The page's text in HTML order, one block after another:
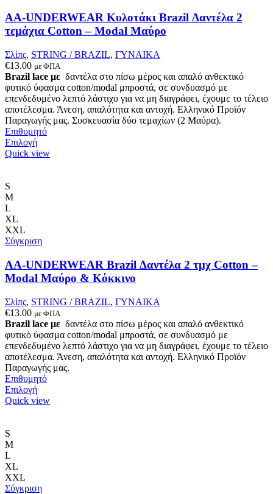
στη
σελίδα
του
AA-UNDERWEAR Κυλοτάκι Brazil Δαντέλα 2
τεμάχια Cotton – Modal Μαύρο
Σλίπς, STRING / BRAZIL, ΓΥΝΑΙΚΑ
€13.00 με ΦΠΑ
Brazil lace με δαντέλα στο πίσω μέρος και απαλό ανθεκτικό
φυτικό ύφασμα cotton/modal μπροστά, σε συνδυασμό με
επενδεδυμένο λεπτό λάστιχο για να μη διαγράφει, έχουμε το τέλειο
αποτέλεσμα. Άνεση, απαλότητα και αντοχή. Ελληνικό Προϊόν
Παραγωγής μας. Συσκευασία δύο τεμαχίων (2 Μαύρα).
Επιθυμητό
ΕπιλογήΑυτό
το
να
στη
σελίδα
του
Quick view
S
M
L
XL
XXL
Σύγκριση
AA-UNDERWEAR Brazil Δαντέλα 2 τμχ Cotton –
Modal Μαύρο & Κόκκινο
Σλίπς, STRING / BRAZIL, ΓΥΝΑΙΚΑ
€13.00 με ΦΠΑ
Brazil lace με δαντέλα στο πίσω μέρος και απαλό ανθεκτικό
φυτικό ύφασμα cotton/modal μπροστά, σε συνδυασμό με
επενδεδυμένο λεπτό λάστιχο για να μη διαγράφει, έχουμε το τέλειο
αποτέλεσμα. Άνεση, απαλότητα και αντοχή. Ελληνικό Προϊόν
Παραγωγής μας.
Επιθυμητό
ΕπιλογήΑυτό
το
να
Quick view
S
M
L
XL
XXL
Σύγκριση